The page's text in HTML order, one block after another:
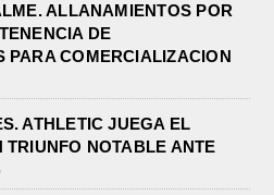
ALLANAMIENTOS POR
DE
PARA COMERCIALIZACION
ATHLETIC JUEGA EL
TRIUNFO NOTABLE ANTE